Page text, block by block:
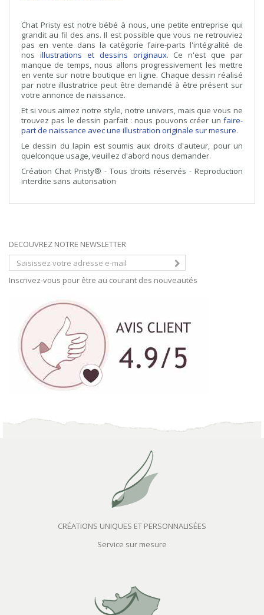
Chat Pristy est notre bébé à nous, une petite entreprise qui
grandit au fil des ans. Il est possible que vous ne retrouviez
pas en vente dans la catégorie faire-parts l'intégralité de
nos illustrations et dessins originaux. Ce n'est que par
manque de temps, nous allons progressivement les mettre
en vente sur notre boutique en ligne. Chaque dessin réalisé
par notre illustratrice peut être demandé à être présent sur
votre annonce de naissance.
Et si vous aimez notre style, notre univers, mais que vous ne
trouvez pas le dessin parfait : nous pouvons créer un faire-
part de naissance avec une illustration originale sur mesure.
Le dessin du lapin est soumis aux droits d'auteur, pour un
quelconque usage, veuillez d'abord nous demander.
Création Chat Pristy® - Tous droits réservés - Reproduction
interdite sans autorisation
DECOUVREZ NOTRE NEWSLETTER
Inscrivez-vous pour être au courant des nouveautés
CRÉATIONS UNIQUES ET PERSONNALISÉES
Service sur mesure